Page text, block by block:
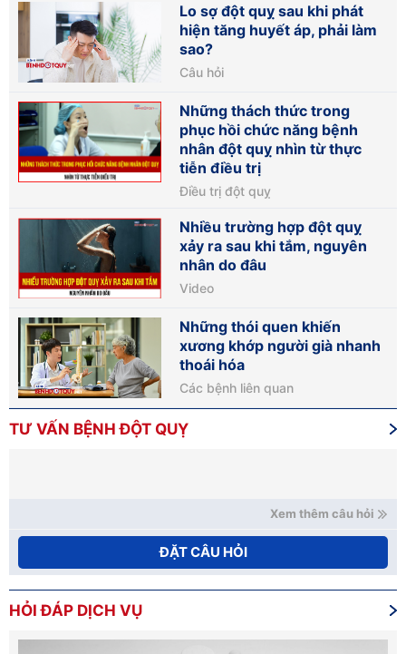
Lo sợ đột quỵ sau khi phát
hiện tăng huyết áp, phải làm
sao?
Câu hỏi
Những thách thức trong
phục hồi chức năng bệnh
nhân đột quỵ nhìn từ thực
tiễn điều trị
Điều trị đột quỵ
Nhiều trường hợp đột quỵ
xảy ra sau khi tắm, nguyên
nhân do đâu
Video
Những thói quen khiến
xương khớp người già nhanh
thoái hóa
Các bệnh liên quan
TƯ VẤN BỆNH ĐỘT QUỴ
Xem thêm câu hỏi
ĐẶT CÂU HỎI
HỎI ĐÁP DỊCH VỤ